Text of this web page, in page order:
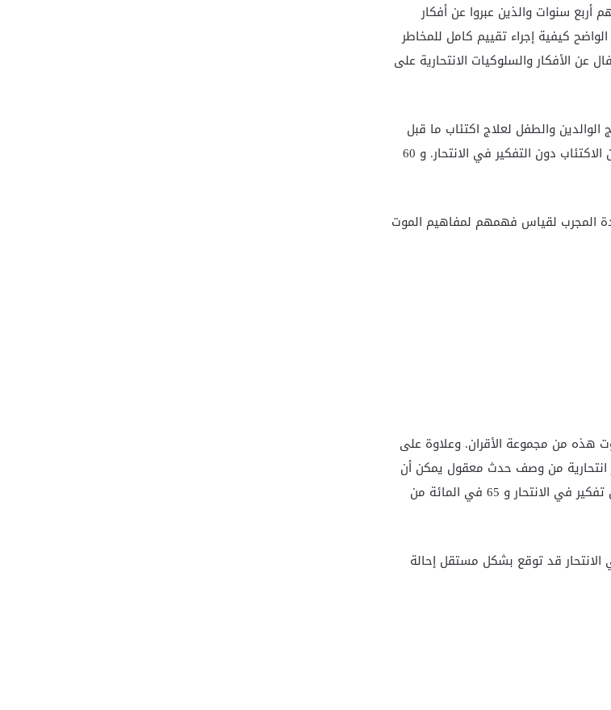
أربع سنوات والذين عبروا عن أفكار
كيفية إجراء تقييم كامل للمخاطر
الأفكار والسلوكيات الانتحارية على
والطفل لعلاج اكتئاب ما قبل
المدرسة. شملت العينة 22 طفلاً مصاباً بالاكتئاب مع التفكير في الانتحار. 57 من الاكتئاب دون التفكير في الانتحار. و 60
المجرب لقياس فهمهم لمفاهيم الموت
هذه من مجموعة الأقران. وعلاوة على
أفكار انتحارية من وصف حدث معقول يمكن أن
يتسبب في الوفاة مقارنة بـ 61 في المائة من الأطفال المصابين بالاكتئاب دون تفكير في الانتحار و 65 في المائة من
الانتحار قد توقع بشكل مستقل إحالة